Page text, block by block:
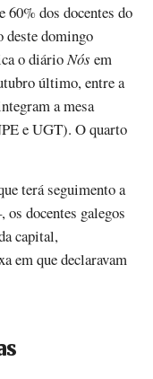
60% dos docentes do
deste domingo
o diárioNós em
último, entre a
a mesa
e UGT). O quarto
terá seguimento a
os docentes galegos
capital,
em que declaravam